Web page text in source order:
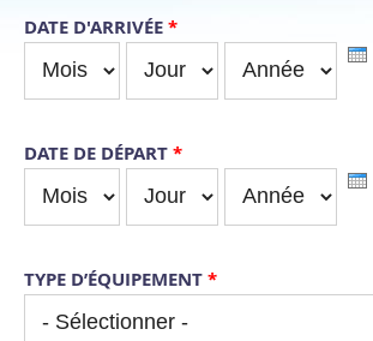
DATE D'ARRIVÉE*
DATE DE DÉPART*
TYPE D’ÉQUIPEMENT*